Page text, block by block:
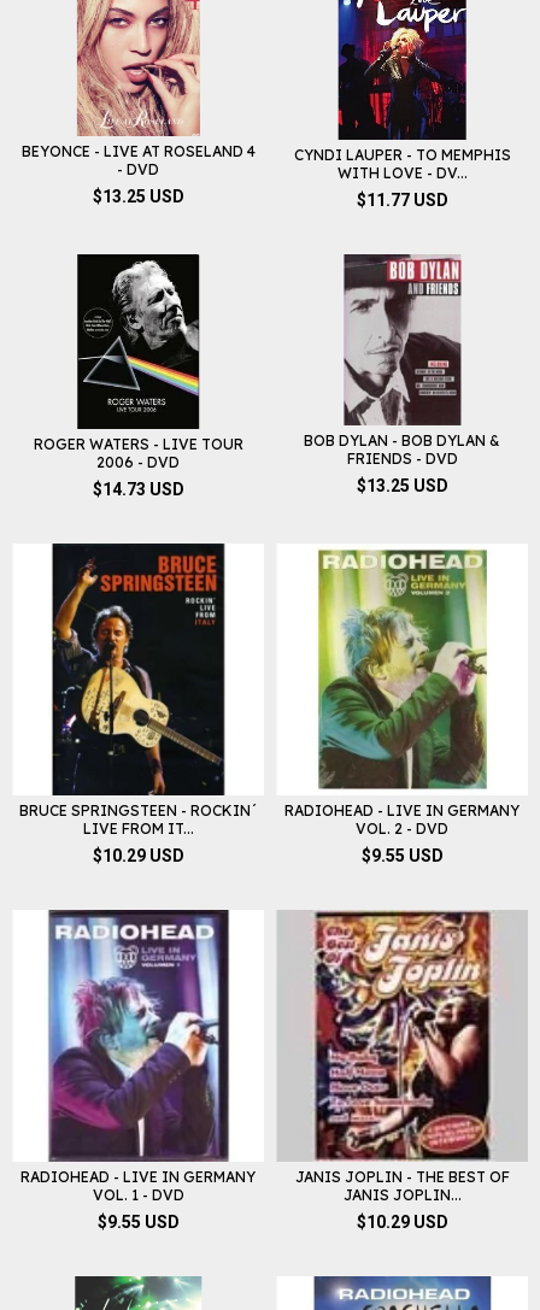
BEYONCE - LIVE AT ROSELAND 4
- DVD
$13.25 USD
CYNDI LAUPER - TO MEMPHIS
WITH LOVE - DV...
$11.77 USD
ROGER WATERS - LIVE TOUR
2006 - DVD
$14.73 USD
BOB DYLAN - BOB DYLAN &
FRIENDS - DVD
$13.25 USD
BRUCE SPRINGSTEEN - ROCKIN´
LIVE FROM IT...
$10.29 USD
RADIOHEAD - LIVE IN GERMANY
VOL. 2 - DVD
$9.55 USD
RADIOHEAD - LIVE IN GERMANY
VOL. 1 - DVD
$9.55 USD
JANIS JOPLIN - THE BEST OF
JANIS JOPLIN...
$10.29 USD